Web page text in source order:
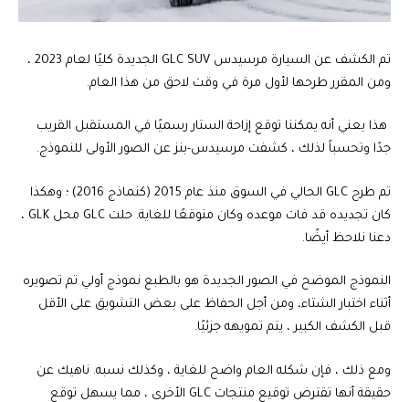
تم الكشف عن السيارة مرسيدس GLC SUV الجديدة كليًا لعام 2023 ،
ومن المقرر طرحها لأول مرة في وقت لاحق من هذا العام.
هذا يعني أنه يمكننا توقع إزاحة الستار رسميًا في المستقبل القريب
جدًا وتحسباً لذلك ، كشفت مرسيدس-بنز عن الصور الأولى للنموذج.
تم طرح GLC الحالي في السوق منذ عام 2015 (كنماذج 2016) ؛ وهكذا
كان تجديده قد فات موعده وكان متوقعًا للغاية. حلت GLC محل GLK ،
دعنا نلاحظ أيضًا.
النموذج الموضح في الصور الجديدة هو بالطبع نموذج أولي تم تصويره
أثناء اختبار الشتاء، ومن أجل الحفاظ على بعض التشويق على الأقل
قبل الكشف الكبير ، يتم تمويهه جزئيًا.
ومع ذلك ، فإن شكله العام واضح للغاية ، وكذلك نسبه. ناهيك عن
حقيقة أنها تقترض توقيع منتجات GLC الأخرى ، مما يسهل توقع